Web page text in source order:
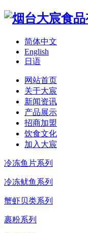
简体中文
English
日语
网站首页
关于大宸
新闻资讯
产品展示
招商加盟
饮食文化
加入大宸
冷冻鱼片系列
冷冻鱿鱼系列
蟹虾贝类系列
裹粉系列